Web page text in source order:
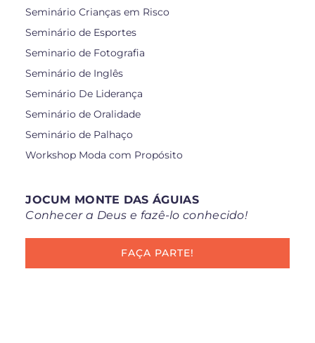
Seminário Crianças em Risco
Seminário de Esportes
Seminario de Fotografia
Seminário de Inglês
Seminário De Liderança
Seminário de Oralidade
Seminário de Palhaço
Workshop Moda com Propósito
JOCUM MONTE DAS ÁGUIAS
Conhecer a Deus e fazê-lo conhecido!
FAÇA PARTE!